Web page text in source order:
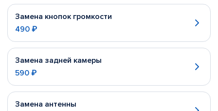
Замена кнопок громкости
490 ₽
Замена задней камеры
590 ₽
Замена антенны